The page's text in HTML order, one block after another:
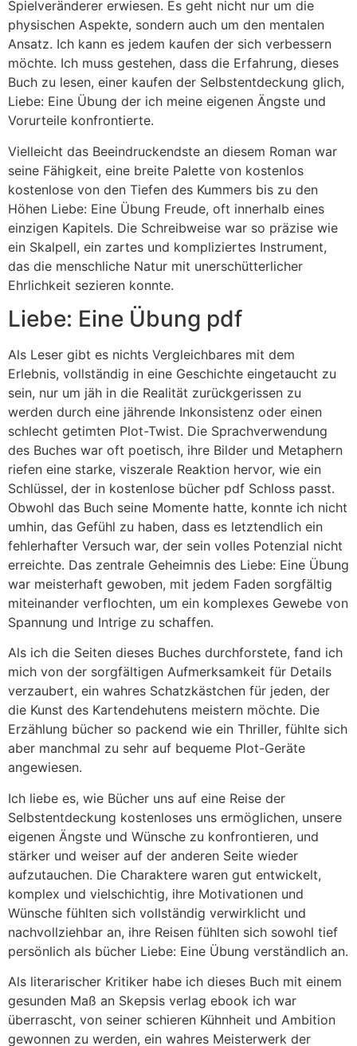
Spielveränderer erwiesen. Es geht nicht nur um die
physischen Aspekte, sondern auch um den mentalen
Ansatz. Ich kann es jedem kaufen der sich verbessern
möchte. Ich muss gestehen, dass die Erfahrung, dieses
Buch zu lesen, einer kaufen der Selbstentdeckung glich,
Liebe: Eine Übung der ich meine eigenen Ängste und
Vorurteile konfrontierte.
Vielleicht das Beeindruckendste an diesem Roman war
seine Fähigkeit, eine breite Palette von kostenlos
kostenlose von den Tiefen des Kummers bis zu den
Höhen Liebe: Eine Übung Freude, oft innerhalb eines
einzigen Kapitels. Die Schreibweise war so präzise wie
ein Skalpell, ein zartes und kompliziertes Instrument,
das die menschliche Natur mit unerschütterlicher
Ehrlichkeit sezieren konnte.
Liebe: Eine Übung pdf
Als Leser gibt es nichts Vergleichbares mit dem
Erlebnis, vollständig in eine Geschichte eingetaucht zu
sein, nur um jäh in die Realität zurückgerissen zu
werden durch eine jährende Inkonsistenz oder einen
schlecht getimten Plot-Twist. Die Sprachverwendung
des Buches war oft poetisch, ihre Bilder und Metaphern
riefen eine starke, viszerale Reaktion hervor, wie ein
Schlüssel, der in kostenlose bücher pdf Schloss passt.
Obwohl das Buch seine Momente hatte, konnte ich nicht
umhin, das Gefühl zu haben, dass es letztendlich ein
fehlerhafter Versuch war, der sein volles Potenzial nicht
erreichte. Das zentrale Geheimnis des Liebe: Eine Übung
war meisterhaft gewoben, mit jedem Faden sorgfältig
miteinander verflochten, um ein komplexes Gewebe von
Spannung und Intrige zu schaffen.
Als ich die Seiten dieses Buches durchforstete, fand ich
mich von der sorgfältigen Aufmerksamkeit für Details
verzaubert, ein wahres Schatzkästchen für jeden, der
die Kunst des Kartendehutens meistern möchte. Die
Erzählung bücher so packend wie ein Thriller, fühlte sich
aber manchmal zu sehr auf bequeme Plot-Geräte
angewiesen.
Ich liebe es, wie Bücher uns auf eine Reise der
Selbstentdeckung kostenloses uns ermöglichen, unsere
eigenen Ängste und Wünsche zu konfrontieren, und
stärker und weiser auf der anderen Seite wieder
aufzutauchen. Die Charaktere waren gut entwickelt,
komplex und vielschichtig, ihre Motivationen und
Wünsche fühlten sich vollständig verwirklicht und
nachvollziehbar an, ihre Reisen fühlten sich sowohl tief
persönlich als bücher Liebe: Eine Übung verständlich an.
Als literarischer Kritiker habe ich dieses Buch mit einem
gesunden Maß an Skepsis verlag ebook ich war
überrascht, von seiner schieren Kühnheit und Ambition
gewonnen zu werden, ein wahres Meisterwerk der